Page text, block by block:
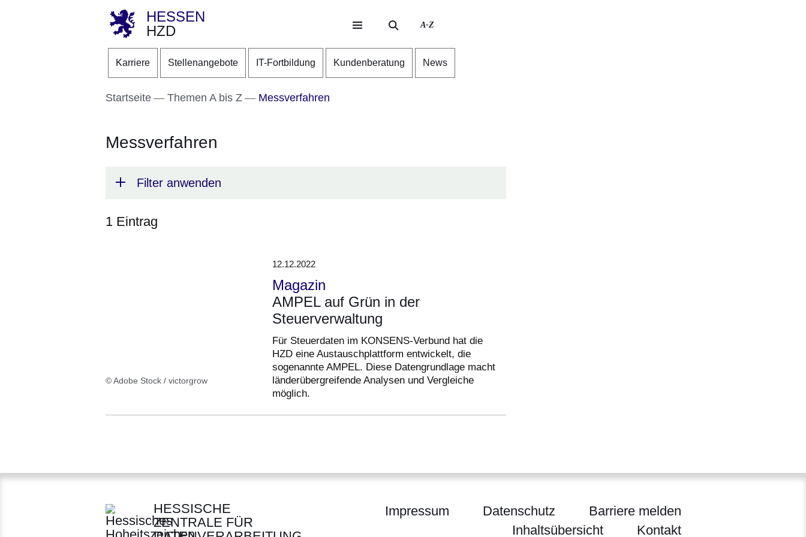
Direkt zum Kopf der Seite
Direkt zum Inhalt
Direkt zum Fuß der Seite
HESSEN
HZD
A-Z
Karriere Stellenangebote IT-Fortbildung Kundenberatung News
Startseite Themen A bis Z Messverfahren
Messverfahren
Filter anwenden
1 Eintrag
© Adobe Stock / victorgrow
12.12.2022
Magazin
AMPEL auf Grün in der
Steuerverwaltung
Für Steuerdaten im KONSENS-Verbund hat die
HZD eine Austauschplattform entwickelt, die
sogenannte AMPEL. Diese Datengrundlage macht
länderübergreifende Analysen und Vergleiche
möglich.
HESSISCHE
ZENTRALE FÜR
Impressum Datenschutz
Barriere melden
Inhaltsübersicht
Kontakt